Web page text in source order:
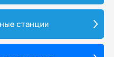
станции